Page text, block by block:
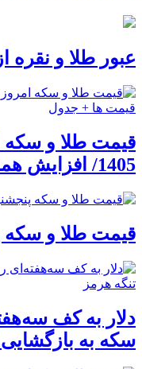
عبور طلا و
1405/ افزایش همه قیمت ها + جدول
قیمت طلا و سکه
دلار به کف
سکه به بازگشایی